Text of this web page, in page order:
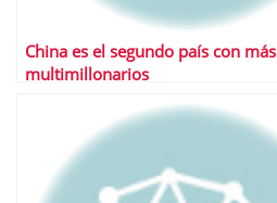
China es el segundo país con más
multimillonarios